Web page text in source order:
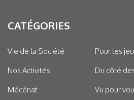
CATÉGORIES
Vie de la Société
Nos Activités
Mécénat
Pour les
Du côté
Vu pour